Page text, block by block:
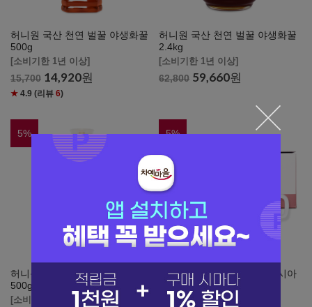
허니원 국산 천연 벌꿀 야생화꿀
500g
[소비기한 1년 이상]
15,700 14,920원
★ 4.9 (리뷰 6)
허니원 국산 천연 벌꿀 야생화꿀
2.4kg
[소비기한 1년 이상]
62,800 59,660원
5%
허니원 국산 천연 벌꿀 밤꽃꿀
500g
[소비기한 1년 이상]
5%
허니원 국산 천연 벌꿀 아카시아
야생화 밤꽃 1호 선물세트
[소비기한 1년 이상]